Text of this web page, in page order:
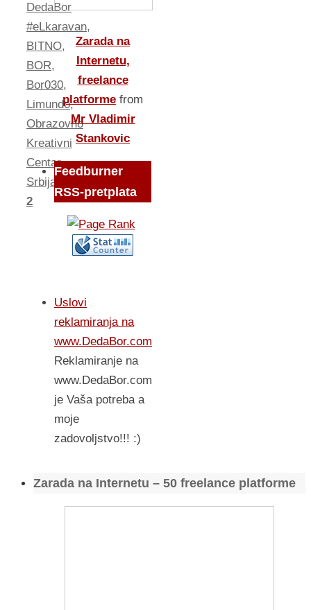
DedaBor
#eLkaravan,
BITNO,
BOR,
Bor030,
Limundo,
Obrazovno
Kreativni
Centar,
Srbija
2
Zarada na
Internetu,
freelance
platforme from
Mr Vladimir
Stankovic
Feedburner
RSS-pretplata
Uslovi
reklamiranja na
www.DedaBor.com
Reklamiranje na
www.DedaBor.com
je Vaša potreba a
moje
zadovoljstvo!!! :)
Zarada na Internetu – 50 freelance platforme